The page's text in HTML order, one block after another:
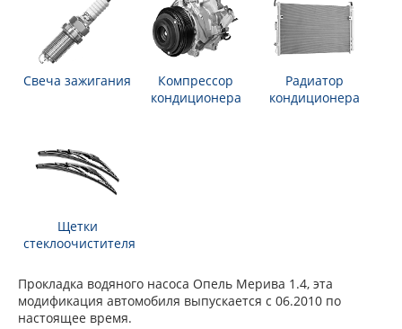
Свеча зажигания
Компрессор
кондиционера
Радиатор
кондиционера
Щетки
стеклоочистителя
Прокладка водяного насоса Опель Мерива 1.4, эта
модификация автомобиля выпускается с 06.2010 по
настоящее время.